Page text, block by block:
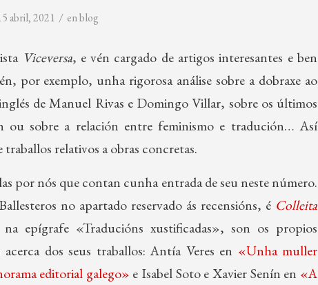
abril, 2021 / enblog
Viceversa, e vén cargado de artigos interesantes e ben
por exemplo, unha rigorosa análise sobre a dobraxe ao
de Manuel Rivas e Domingo Villar, sobre os últimos
ou sobre a relación entre feminismo e tradución… Así
relativos a obras concretas.
por nós que contan cunha entrada de seu neste número.
no apartado reservado ás recensións, é Colleita
epígrafe «Traducións xustificadas», son os propios
dos seus traballos: Antía Veres en «Unha muller
editorial galego» e Isabel Soto e Xavier Senín en «A